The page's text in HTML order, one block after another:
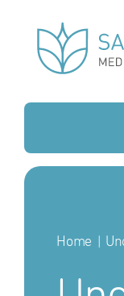
content
Home